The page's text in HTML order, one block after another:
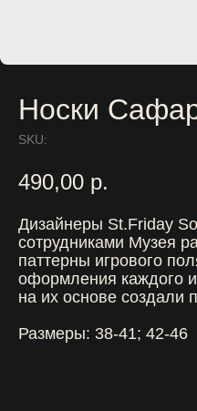
Носки
SKU:
490,00 р.
Дизайнеры St.Friday
сотрудниками Музея
паттерны игрового
оформления каждого
на их основе создали
Размеры: 38-41; 42-46